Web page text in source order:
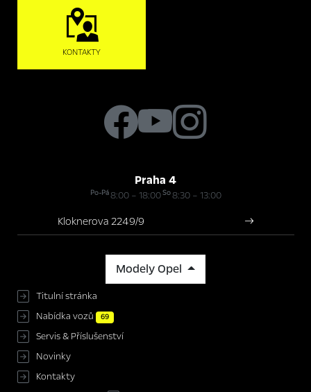
KONTAKTY
Praha 4
Po-Pá8:00 – 18:00So8:30 – 13:00
Kloknerova 2249/9
Modely Opel
Titulní stránka
Nabídka vozů
69
Servis & Příslušenství
Novinky
Kontakty